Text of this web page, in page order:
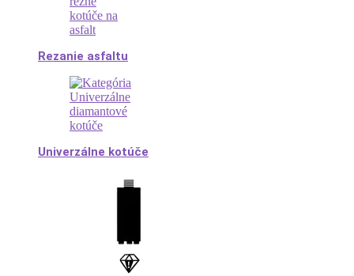
Rezanie asfaltu
Univerzálne kotúče